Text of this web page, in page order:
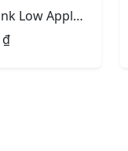
Nike Dunk Low Apple Green
₫